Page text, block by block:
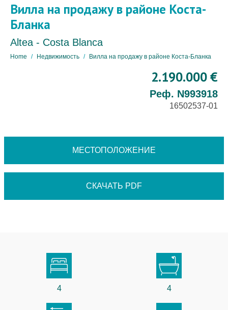
Вилла на продажу в районе Коста-
Бланка
Altea - Costa Blanca
Home Недвижимость Вилла на продажу в районе Коста-Бланка
2.190.000 €
Реф. N993918
16502537-01
МЕСТОПОЛОЖЕНИЕ
СКАЧАТЬ PDF
4 4